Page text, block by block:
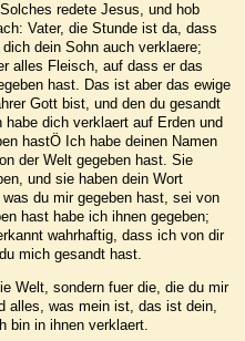
redete Jesus, und hob
Vater, die Stunde ist da, dass
dein Sohn auch verklaere;
alles Fleisch, auf dass er das
hast. Das ist aber das ewige
Gott bist, und den du gesandt
dich verklaert auf Erden und
hastÖ Ich habe deinen Namen
der Welt gegeben hast. Sie
und sie haben dein Wort
du mir gegeben hast, sei von
hast habe ich ihnen gegeben;
wahrhaftig, dass ich von dir
mich gesandt hast.
Welt, sondern fuer die, die du mir
alles, was mein ist, das ist dein,
bin in ihnen verklaert.